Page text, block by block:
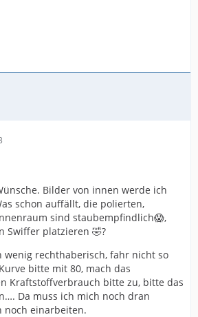
Bilder von innen werde ich
schon auffällt, die polierten,
sind staubempfindlich😱,
Swiffer platzieren 🤣?
wenig rechthaberisch, fahr nicht so
bitte mit 80, mach das
Kraftstoffverbrauch bitte zu, bitte das
Da muss ich mich noch dran
noch einarbeiten.